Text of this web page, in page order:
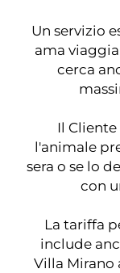
Un servizio
ama
cerca
Il
l'animale
sera o se lo
con
La tariffa
include
Villa Mirano